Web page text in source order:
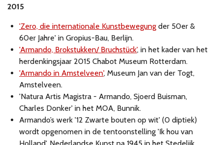
2015
'Zero, die internationale Kunstbewegung der 50er &
60er Jahre' in Gropius-Bau, Berlijn.
'Armando, Brokstukken/ Bruchstück', in het kader van het
herdenkingsjaar 2015 Chabot Museum Rotterdam.
'Armando in Amstelveen', Museum Jan van der Togt,
Amstelveen.
'Natura Artis Magistra - Armando, Sjoerd Buisman,
Charles Donker' in het MOA, Bunnik.
Armando’s werk '12 Zwarte bouten op wit' (0 diptiek)
wordt opgenomen in de tentoonstelling 'Ik hou van